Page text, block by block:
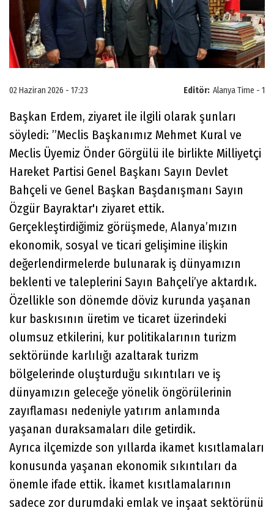
Editör: Alanya Time - 1
02 Haziran 2026 - 17:23
Başkan Erdem, ziyaret ile ilgili olarak şunları
söyledi: ”Meclis Başkanımız Mehmet Kural ve
Meclis Üyemiz Önder Görgülü ile birlikte Milliyetçi
Hareket Partisi Genel Başkanı Sayın Devlet
Bahçeli ve Genel Başkan Başdanışmanı Sayın
Özgür Bayraktar'ı ziyaret ettik.
Gerçekleştirdiğimiz görüşmede, Alanya’mızın
ekonomik, sosyal ve ticari gelişimine ilişkin
değerlendirmelerde bulunarak iş dünyamızın
beklenti ve taleplerini Sayın Bahçeli’ye aktardık.
Özellikle son dönemde döviz kurunda yaşanan
kur baskısının üretim ve ticaret üzerindeki
olumsuz etkilerini, kur politikalarının turizm
sektöründe karlılığı azaltarak turizm
bölgelerinde oluşturduğu sıkıntıları ve iş
dünyamızın geleceğe yönelik öngörülerinin
zayıflaması nedeniyle yatırım anlamında
yaşanan duraksamaları dile getirdik.
Ayrıca ilçemizde son yıllarda ikamet kısıtlamaları
konusunda yaşanan ekonomik sıkıntıları da
önemle ifade ettik. İkamet kısıtlamalarının
sadece zor durumdaki emlak ve inşaat sektörünü